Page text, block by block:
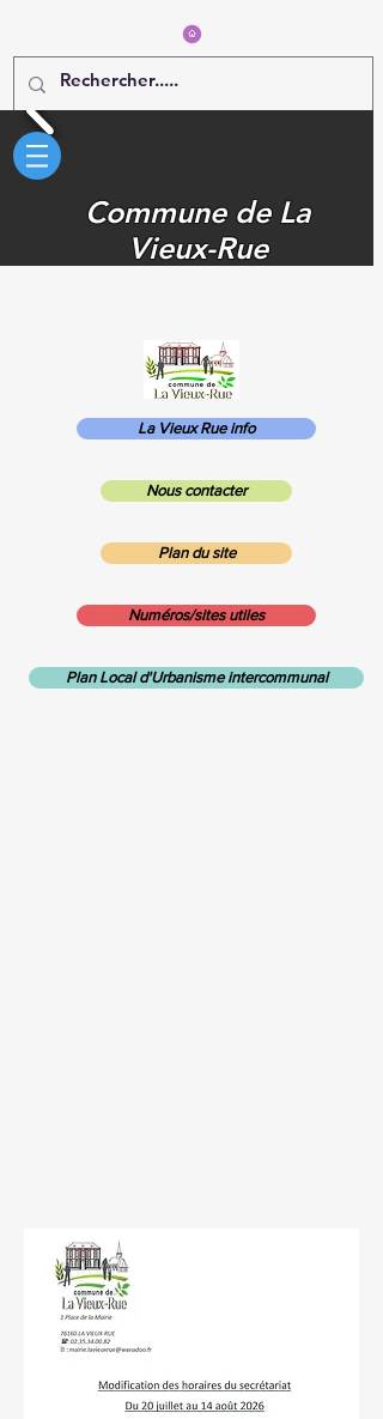
Commune de La
Vieux-Rue
La Vieux Rue info
Nous contacter
Plan du site
Numéros/sites utiles
Plan Local d'Urbanisme intercommunal